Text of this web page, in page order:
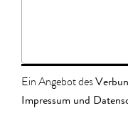
Ein Angebot des
Impressum und